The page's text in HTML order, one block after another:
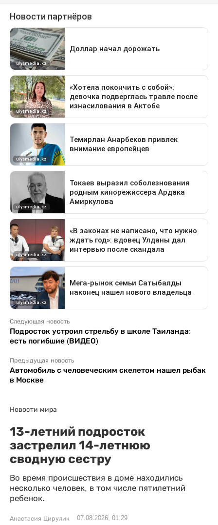
Следующая новость
Подросток устроил стрельбу в школе Таиланда:
есть погибшие (ВИДЕО)
Предыдущая новость
Автомобиль с человеческим скелетом нашел рыбак
в Москве
Новости мира
13-летний подросток
застрелил 14-летнюю
сводную сестру
Во время происшествия в доме находились
несколько человек, в том числе пятилетний
ребенок.
Анастасия Цирулик 07.08.2026, 01:29